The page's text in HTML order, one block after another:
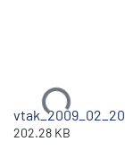
Ladataan...
202.28 KB